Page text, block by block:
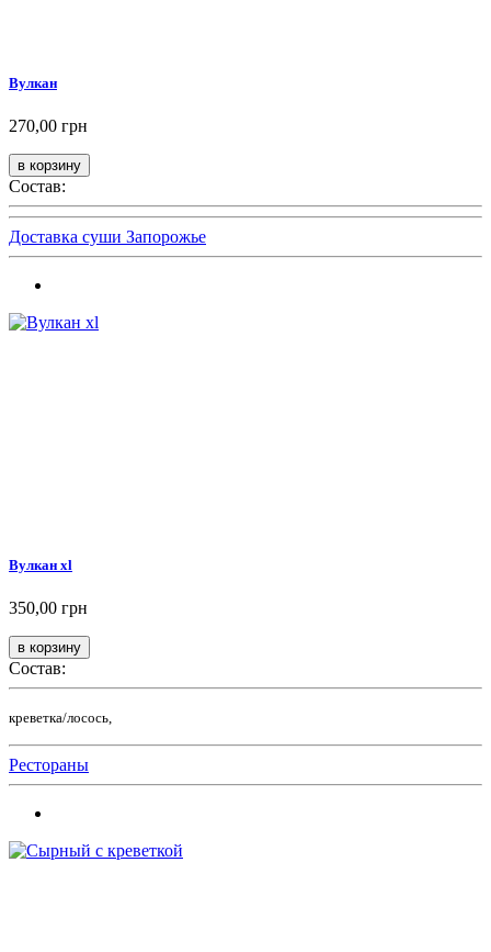
Вулкан
270,00 грн
Состав:
Доставка суши Запорожье
Вулкан xl
350,00 грн
Состав:
креветка/лосось,
Рестораны